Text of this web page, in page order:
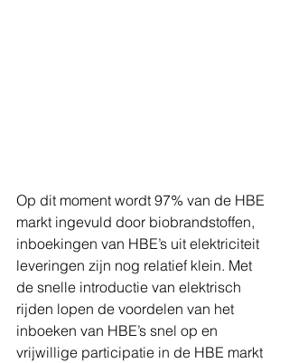
Op dit moment wordt 97% van de HBE
markt ingevuld door biobrandstoffen,
inboekingen van HBE’s uit elektriciteit
leveringen zijn nog relatief klein. Met
de snelle introductie van elektrisch
rijden lopen de voordelen van het
inboeken van HBE’s snel op en
vrijwillige participatie in de HBE markt